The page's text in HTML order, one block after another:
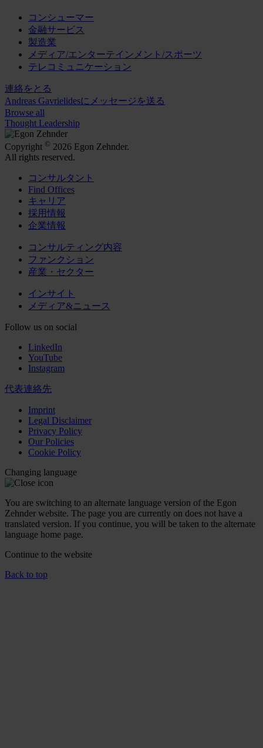
コンシューマー
金融サービス
製造業
メディア/エンターテインメント/スポーツ
テレコミュニケーション
連絡をとる
Andreas Gavrielidesにメッセージを送る
Browse all
Thought Leadership
Copyright © 2026 Egon Zehnder.
All rights reserved.
コンサルタント
Find Offices
キャリア
採用情報
企業情報
コンサルティング内容
ファンクション
産業・セクター
インサイト
メディア&ニュース
Follow us on social
LinkedIn
YouTube
Instagram
代表連絡先
Imprint
Legal Disclaimer
Privacy Policy
Our Policies
Cookie Policy
Changing language
You are switching to an alternate language version of the Egon
Zehnder website. The page you are currently on does not have a
translated version. If you continue, you will be taken to the alternate
language home page.
Continue to the website
Back to top